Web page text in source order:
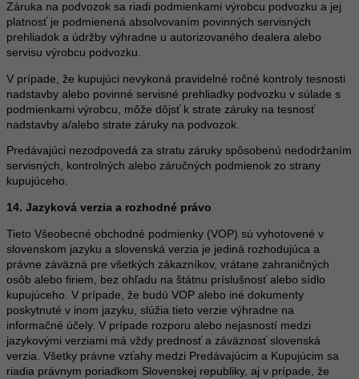
Záruka na podvozok sa riadi podmienkami výrobcu podvozku a jej
platnosť je podmienená absolvovaním povinných servisných
prehliadok a údržby výhradne u autorizovaného dealera alebo
servisu výrobcu podvozku.
V prípade, že kupujúci nevykoná pravidelné ročné kontroly tesnosti
nadstavby alebo povinné servisné prehliadky podvozku v súlade s
podmienkami výrobcu, môže dôjsť k strate záruky na tesnosť
nadstavby a/alebo strate záruky na podvozok.
Predávajúci nezodpovedá za stratu záruky spôsobenú nedodržaním
servisných, kontrolných alebo záručných podmienok zo strany
kupujúceho.
14. Jazyková verzia a rozhodné právo
Tieto Všeobecné obchodné podmienky (VOP) sú vyhotovené v
slovenskom jazyku a slovenská verzia je jediná rozhodujúca a
právne záväzná pre všetkých zákazníkov, vrátane zahraničných
osôb alebo firiem, bez ohľadu na štátnu príslušnosť alebo sídlo
kupujúceho. V prípade, že budú VOP alebo iné dokumenty
poskytnuté v inom jazyku, slúžia tieto verzie výhradne na
informačné účely. V prípade rozporu alebo nejasností medzi
jazykovými verziami má vždy prednosť a záväznosť slovenská
verzia. Všetky právne vzťahy medzi Predávajúcim a Kupujúcim sa
riadia právnym poriadkom Slovenskej republiky, aj v prípade, že